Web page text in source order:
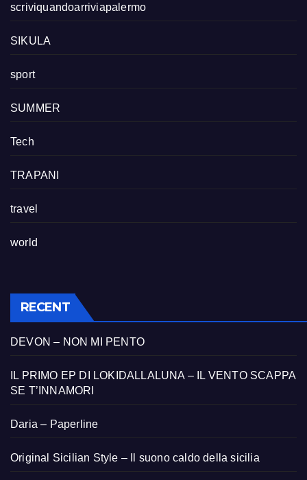
scriviquandoarriviapalermo
SIKULA
sport
SUMMER
Tech
TRAPANI
travel
world
RECENT
DEVON – NON MI PENTO
IL PRIMO EP DI LOKIDALLALUNA – IL VENTO SCAPPA
SE T’INNAMORI
Daria – Paperline
Original Sicilian Style – Il suono caldo della sicilia